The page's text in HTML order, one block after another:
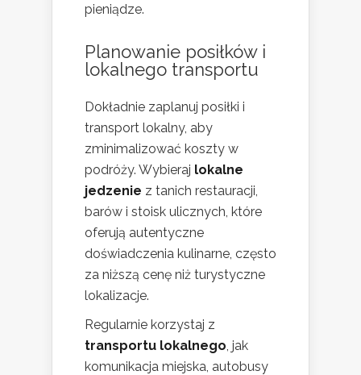
pieniądze.
Planowanie posiłków i
lokalnego transportu
Dokładnie zaplanuj posiłki i
transport lokalny, aby
zminimalizować koszty w
podróży. Wybieraj lokalne
jedzenie z tanich restauracji,
barów i stoisk ulicznych, które
oferują autentyczne
doświadczenia kulinarne, często
za niższą cenę niż turystyczne
lokalizacje.
Regularnie korzystaj z
transportu lokalnego , jak
komunikacja miejska, autobusy